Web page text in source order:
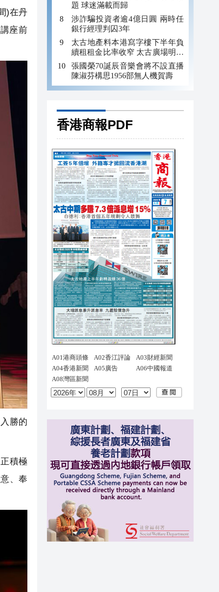
)在丹
座前
勝的
積極
、奉
題 球迷滿載而歸
涉詐騙投資者逾4億日圓 兩時任
銀行經理判囚3年
太古地產料本港寫字樓下半年負
續租租金比率收窄 太古廣場明年
轉正
張國榮70誕辰音樂會將不設直播
陳淑芬構思1956部無人機賀壽
香港商報PDF